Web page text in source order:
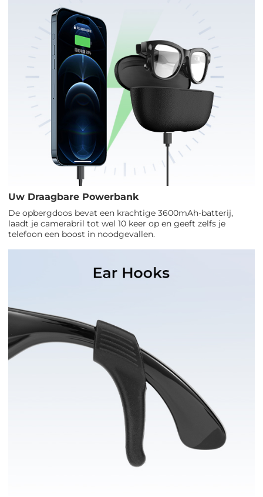
Uw Draagbare Powerbank
De opbergdoos bevat een krachtige 3600mAh-batterij,
laadt je camerabril tot wel 10 keer op en geeft zelfs je
telefoon een boost in noodgevallen.